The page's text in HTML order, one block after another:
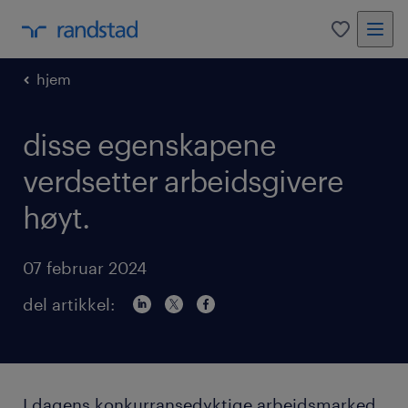
0
hjem
disse egenskapene
verdsetter arbeidsgivere
høyt.
07 februar 2024
del artikkel: